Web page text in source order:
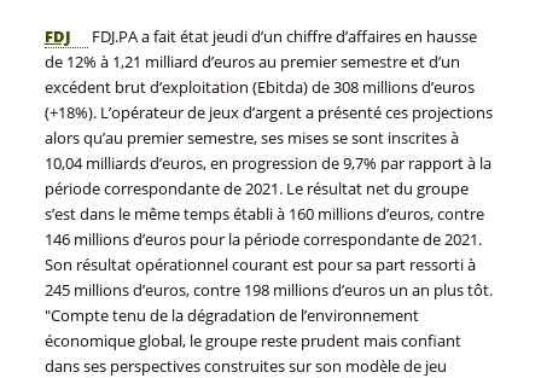
FDJ
FDJ.PA a fait état jeudi d’un chiffre d’affaires en hausse
de 12% à 1,21 milliard d’euros au premier semestre et d’un
excédent brut d’exploitation (Ebitda) de 308 millions d’euros
(+18%). L’opérateur de jeux d’argent a présenté ces projections
alors qu’au premier semestre, ses mises se sont inscrites à
10,04 milliards d’euros, en progression de 9,7% par rapport à la
période correspondante de 2021. Le résultat net du groupe
s’est dans le même temps établi à 160 millions d’euros, contre
146 millions d’euros pour la période correspondante de 2021.
Son résultat opérationnel courant est pour sa part ressorti à
245 millions d’euros, contre 198 millions d’euros un an plus tôt.
"Compte tenu de la dégradation de l’environnement
économique global, le groupe reste prudent mais confiant
dans ses perspectives construites sur son modèle de jeu